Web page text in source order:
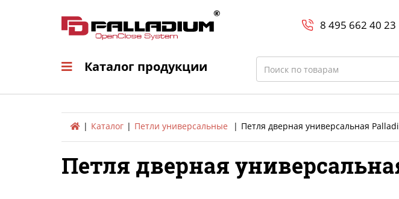
Каталог продукции 8 800-700-23-35
8 495 662 40 23
Каталог продукции Search
Каталог Петли универсальные Петля дверная универсальная
Петля дверная